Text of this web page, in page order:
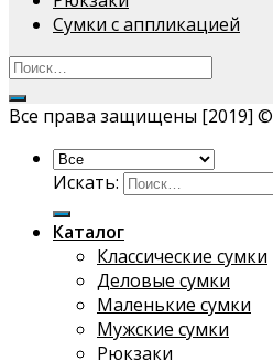
Сумки с аппликацией
Все права защищены [2019] ©
Искать:
Каталог
Классические сумки
Деловые сумки
Маленькие сумки
Мужские сумки
Рюкзаки